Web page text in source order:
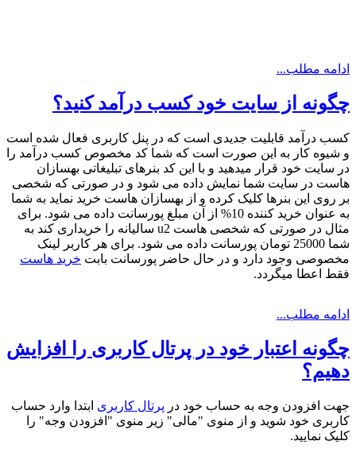
ادامه مطلب...
چگونه از سایت خود کسب درآمد کنید؟
کسب درآمد قابلیت جدیدی است که در پنل کاربری فعال شده است
و شیوه کار به این صورت است که شما کد مخصوص کسب درآمد را
در سایت خود قرار میدهید و با این کد بنرهای تبلیغاتی بهسازان
هاست در سایت شما نمایش داده می شود و در صورتی که شخصی
بر روی این بنرها کلیک کرده و از بهسازان هاست خرید نماید به شما
به عنوان خرید کننده 10% از آن مبلغ پورسانت داده می شود. برای
مثال در صورتی که شخصی هاست u2 سالیانه را خریداری کند به
شما 25000 تومان پورسانت داده می شود. برای هر کاربر لینک
مخصوصی وجود دارد و در حال حاضر پورسانت بابت خرید هاست
فقط اعطا میگردد.
ادامه مطلب...
چگونه اعتبار خود در پرتال کاربری را افزایش
دهیم؟
جهت افزودن وجه به حساب خود در پرتال کاربری ابتدا وارد حساب
کاربری خود شوید و از منوی "مالی" زیر منوی "افزودن وجه" را
کلیک نمایید.